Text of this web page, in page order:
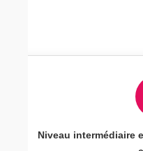
Niveau intermédiaire